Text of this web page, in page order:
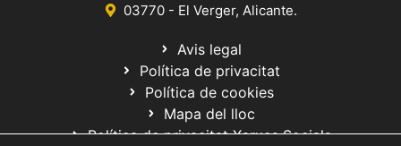
03770 - El Verger, Alicante.
Avis legal
Política de privacitat
Política de cookies
Mapa del lloc
Política de privacitat Xarxes Socials